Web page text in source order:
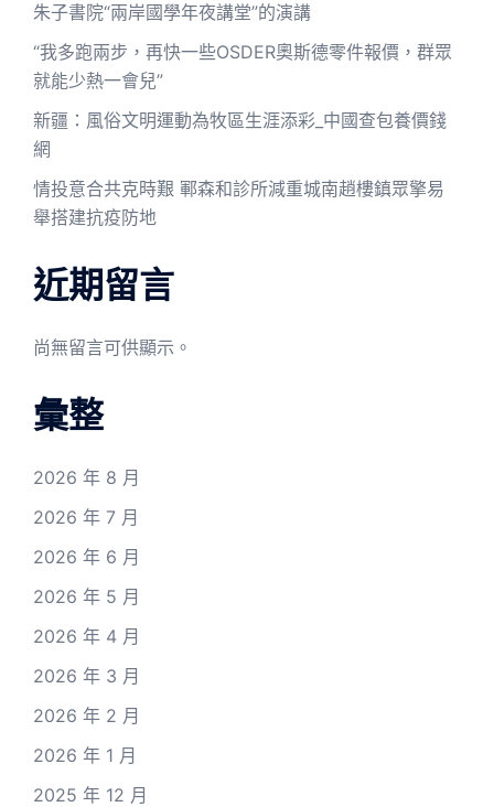
朱子書院“兩岸國學年夜講堂”的演講
“我多跑兩步，再快一些OSDER奧斯德零件報價，群眾
就能少熱一會兒”
新疆：風俗文明運動為牧區生涯添彩_中國查包養價錢
網
情投意合共克時艱 鄆森和診所減重城南趙樓鎮眾擎易
舉搭建抗疫防地
近期留言
尚無留言可供顯示。
彙整
2026 年 8 月
2026 年 7 月
2026 年 6 月
2026 年 5 月
2026 年 4 月
2026 年 3 月
2026 年 2 月
2026 年 1 月
2025 年 12 月